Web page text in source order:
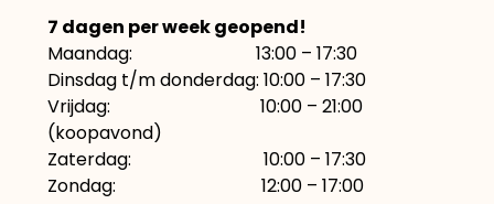
7 dagen per week geopend!
Maandag: 13:00 – 17:30
Dinsdag t/m donderdag: 10:00 – 17:30
Vrijdag: 10:00 – 21:00
(koopavond)
Zaterdag: 10:00 – 17:30
Zondag: 12:00 – 17:00